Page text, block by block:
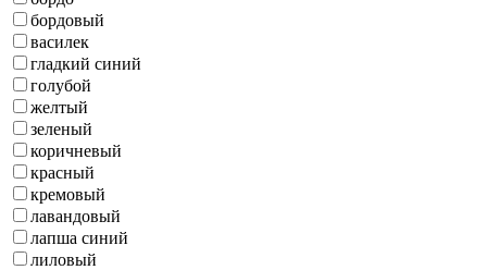
бордовый
василек
гладкий синий
голубой
желтый
зеленый
коричневый
красный
кремовый
лавандовый
лапша синий
лиловый